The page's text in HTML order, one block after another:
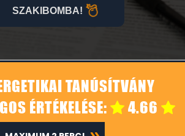
SZAKIBOMBA!
TANÚSÍTVÁNY
ÉRTÉKELÉSE:
4.66